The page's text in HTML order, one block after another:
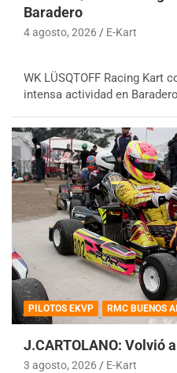
Baradero
4 agosto, 2026 E-Kart
WK LÜSQTOFF Racing Kart
intensa actividad en
PILOTOS EKVP RMC BUENOS
J.CARTOLANO: Volvió
3 agosto, 2026 E-Kart